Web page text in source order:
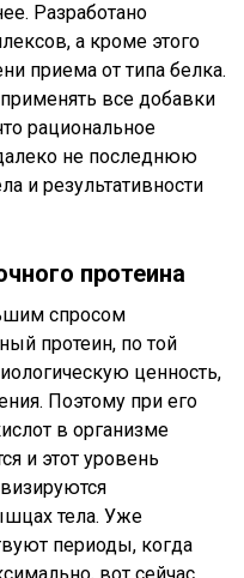
Разработано
а кроме этого
приема от типа белка.
все добавки
рациональное
не последнюю
и результативности
протеина
спросом
протеин, по той
ценность,
Поэтому при его
в организме
и этот уровень
тела. Уже
периоды, когда